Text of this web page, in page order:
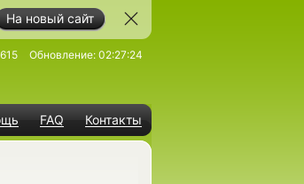
На новый сайт
FAQ Контакты
615 Обновление: 02:27:24